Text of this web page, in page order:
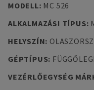
MODELL: MC 526
ALKALMAZÁSI TÍPUS:
HELYSZÍN:
GÉPTÍPUS:
VEZÉRLŐEGYSÉG